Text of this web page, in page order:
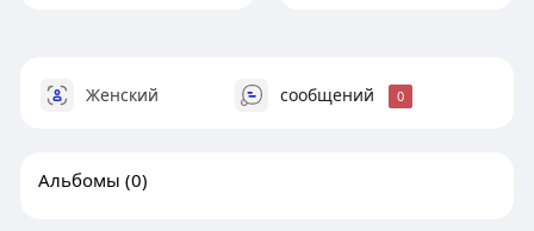
Женский сообщений 0
Альбомы (0)